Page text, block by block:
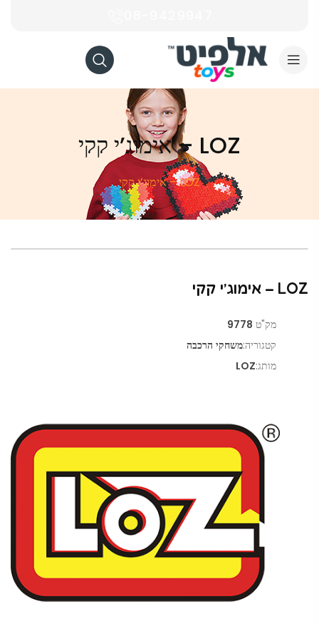
LOZ – אימוג’י קקי
LOZ – אימוג’י קקי
LOZ – אימוג’י קקי
מק"ט 9778
קטגוריה:משחקי הרכבה
מותג:LOZ